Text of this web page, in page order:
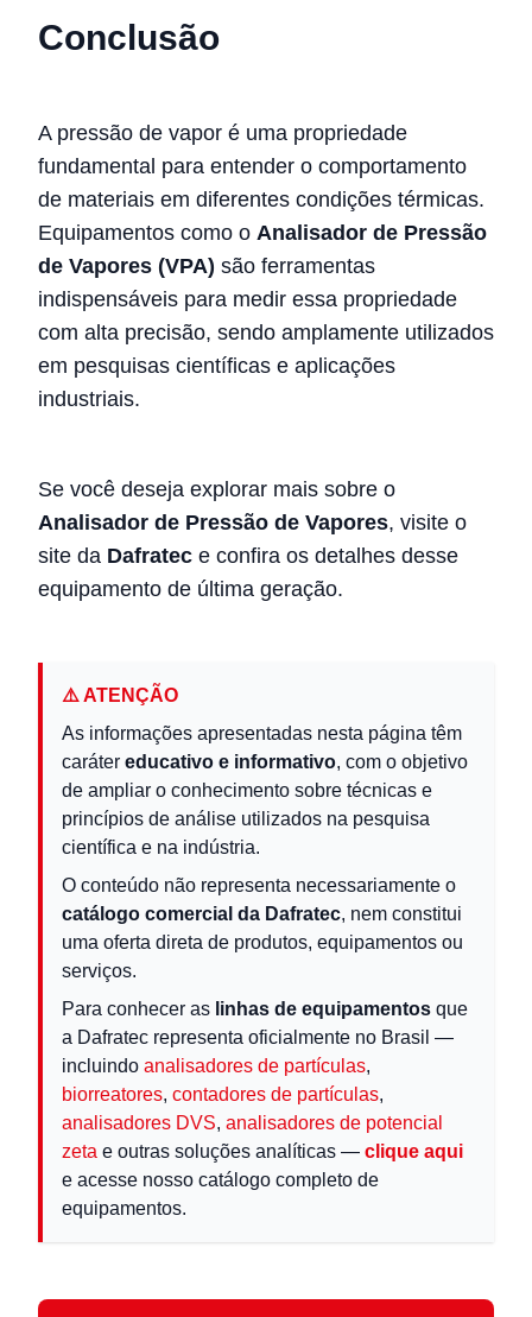
Conclusão
A pressão de vapor é uma propriedade
fundamental para entender o comportamento
de materiais em diferentes condições térmicas.
Equipamentos como o Analisador de Pressão
de Vapores (VPA) são ferramentas
indispensáveis para medir essa propriedade
com alta precisão, sendo amplamente utilizados
em pesquisas científicas e aplicações
industriais.
Se você deseja explorar mais sobre o
Analisador de Pressão de Vapores, visite o
site da Dafratec e confira os detalhes desse
equipamento de última geração.
⚠️ ATENÇÃO
As informações apresentadas nesta página têm
caráter educativo e informativo, com o objetivo
de ampliar o conhecimento sobre técnicas e
princípios de análise utilizados na pesquisa
científica e na indústria.
O conteúdo não representa necessariamente o
catálogo comercial da Dafratec, nem constitui
uma oferta direta de produtos, equipamentos ou
serviços.
Para conhecer as linhas de equipamentos que
a Dafratec representa oficialmente no Brasil —
incluindo analisadores de partículas,
biorreatores, contadores de partículas,
analisadores DVS, analisadores de potencial
zeta e outras soluções analíticas — clique aqui
e acesse nosso catálogo completo de
equipamentos.